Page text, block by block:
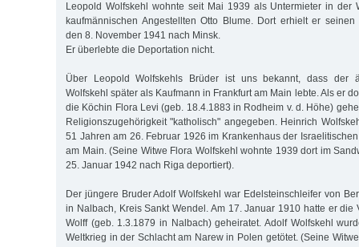
Leopold Wolfskehl wohnte seit Mai 1939 als Untermieter in der
kaufmännischen Angestellten Otto Blume. Dort erhielt er
den 8. November 1941 nach Minsk.
Er überlebte die Deportation nicht.
Über Leopold Wolfskehls Brüder ist uns bekannt, dass der
Wolfskehl später als Kaufmann in Frankfurt am Main lebte. Als er
die Köchin Flora Levi (geb. 18.4.1883 in Rodheim v. d. Höhe)
Religionszugehörigkeit "katholisch" angegeben. Heinrich
51 Jahren am 26. Februar 1926 im Krankenhaus der
am Main. (Seine Witwe Flora Wolfskehl wohnte 1939 dort im
25. Januar 1942 nach Riga deportiert).
Der jüngere Bruder Adolf Wolfskehl war Edelsteinschleifer von
in Nalbach, Kreis Sankt Wendel. Am 17. Januar 1910 hatte er die
Wolff (geb. 1.3.1879 in Nalbach) geheiratet. Adolf Wolfskehl
Weltkrieg in der Schlacht am Narew in Polen getötet. (Seine